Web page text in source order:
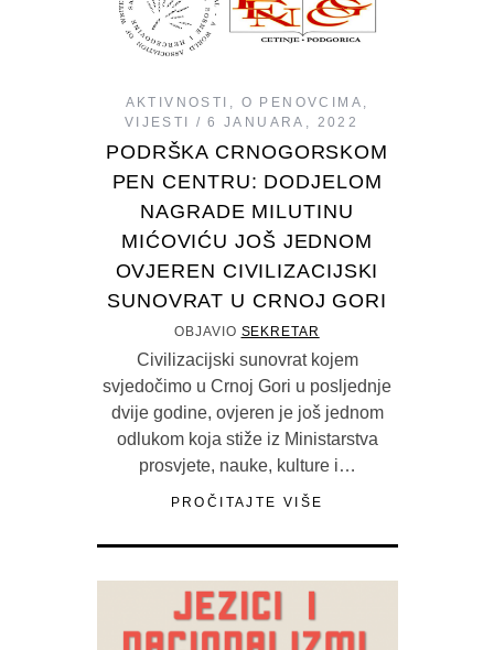
AKTIVNOSTI , O PENOVCIMA ,
VIJESTI
6 JANUARA, 2022
PODRŠKA CRNOGORSKOM
PEN CENTRU: DODJELOM
NAGRADE MILUTINU
MIĆOVIĆU JOŠ JEDNOM
OVJEREN CIVILIZACIJSKI
SUNOVRAT U CRNOJ GORI
OBJAVIO SEKRETAR
Civilizacijski sunovrat kojem
svjedočimo u Crnoj Gori u posljednje
dvije godine, ovjeren je još jednom
odlukom koja stiže iz Ministarstva
prosvjete, nauke, kulture i…
PROČITAJTE VIŠE